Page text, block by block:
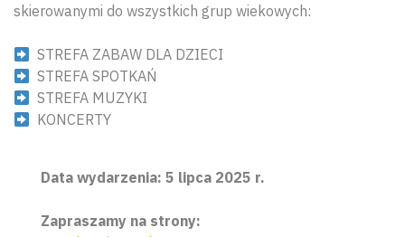
skierowanymi do wszystkich grup wiekowych:
STREFA ZABAW DLA DZIECI
STREFA SPOTKAŃ
STREFA MUZYKI
KONCERTY
Data wydarzenia: 5 lipca 2025 r.
Zapraszamy na strony: